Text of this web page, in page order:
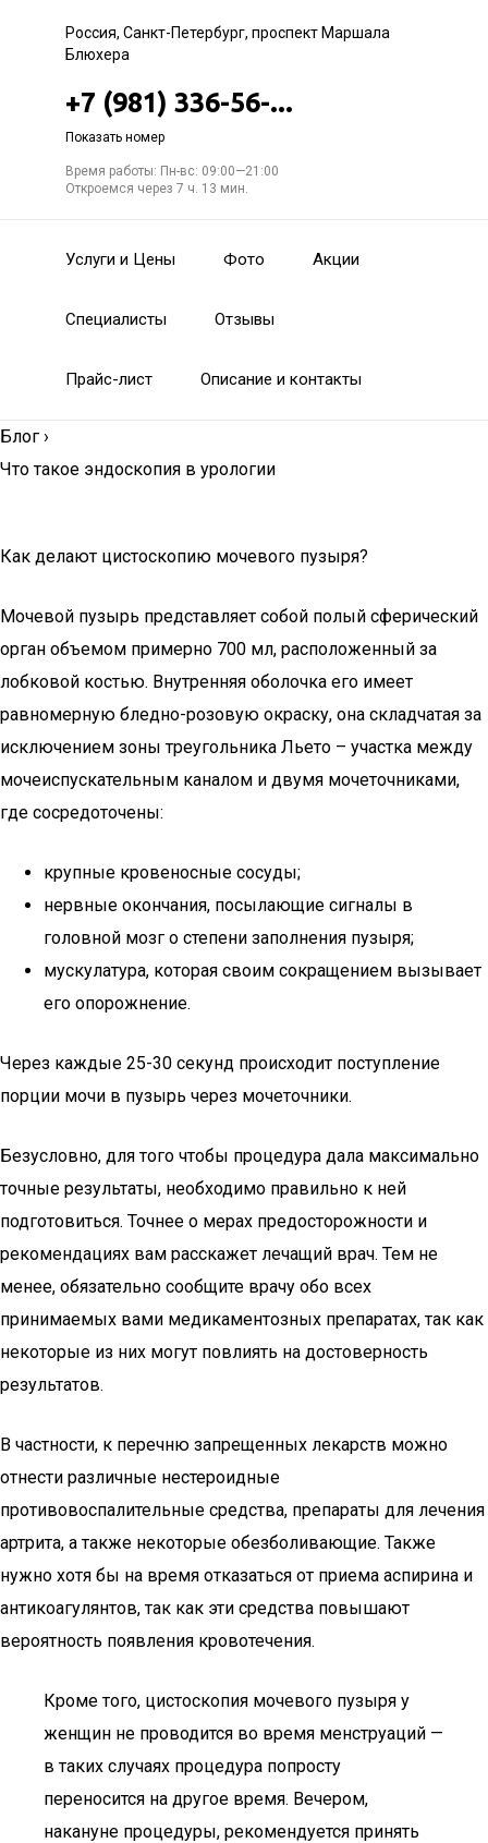
Россия, Санкт-Петербург, проспект Маршала
Блюхера
+7 (981) 336-56-...
Показать номер
Время работы: Пн-вс: 09:00—21:00
Откроемся через 7 ч. 13 мин.
Услуги и Цены Фото Акции
Специалисты Отзывы
Прайс-лист Описание и контакты
Блог ›
Что такое эндоскопия в урологии
Как делают цистоскопию мочевого пузыря?
Мочевой пузырь представляет собой полый сферический
орган объемом примерно 700 мл, расположенный за
лобковой костью. Внутренняя оболочка его имеет
равномерную бледно-розовую окраску, она складчатая за
исключением зоны треугольника Льето – участка между
мочеиспускательным каналом и двумя мочеточниками,
где сосредоточены:
крупные кровеносные сосуды;
нервные окончания, посылающие сигналы в
головной мозг о степени заполнения пузыря;
мускулатура, которая своим сокращением вызывает
его опорожнение.
Через каждые 25-30 секунд происходит поступление
порции мочи в пузырь через мочеточники.
Безусловно, для того чтобы процедура дала максимально
точные результаты, необходимо правильно к ней
подготовиться. Точнее о мерах предосторожности и
рекомендациях вам расскажет лечащий врач. Тем не
менее, обязательно сообщите врачу обо всех
принимаемых вами медикаментозных препаратах, так как
некоторые из них могут повлиять на достоверность
результатов.
В частности, к перечню запрещенных лекарств можно
отнести различные нестероидные
противовоспалительные средства, препараты для лечения
артрита, а также некоторые обезболивающие. Также
нужно хотя бы на время отказаться от приема аспирина и
антикоагулянтов, так как эти средства повышают
вероятность появления кровотечения.
Кроме того, цистоскопия мочевого пузыря у
женщин не проводится во время менструаций —
в таких случаях процедура попросту
переносится на другое время. Вечером,
накануне процедуры, рекомендуется принять